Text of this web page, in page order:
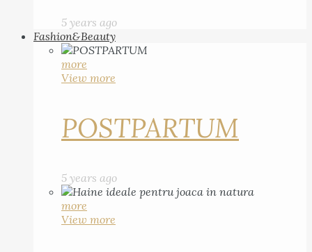
5 years ago
Fashion&Beauty
more
View more
POSTPARTUM
5 years ago
more
View more